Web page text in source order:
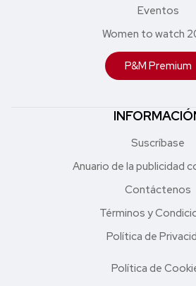
Eventos
Women to watch
P&M Premium
Suscríbase
Anuario de la publicidad
Contáctenos
Términos y
Política de
Política de